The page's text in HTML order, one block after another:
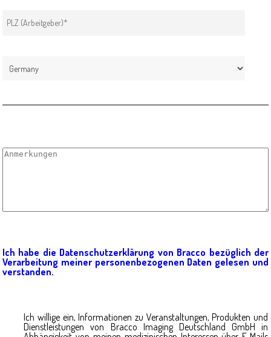
Ich habe die Datenschutzerklärung von Bracco bezüglich der
Verarbeitung meiner personenbezogenen Daten gelesen und
verstanden.
Ich willige ein, Informationen zu Veranstaltungen, Produkten und
Dienstleistungen von Bracco Imaging Deutschland GmbH in